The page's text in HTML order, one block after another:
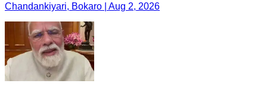
Chandankiyari, Bokaro | Aug 2, 2026